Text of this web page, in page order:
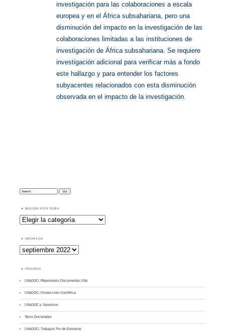
investigación para las colaboraciones a escala
europea y en el África subsahariana, pero una
disminución del impacto en la investigación de las
colaboraciones limitadas a las instituciones de
investigación de África subsahariana. Se requiere
investigación adicional para verificar más a fondo
este hallazgo y para entender los factores
subyacentes relacionados con esta disminución
observada en el impacto de la investigación.
Search:
BUSCAR POR TEMA
Buscar
por
Tema
ARCHIVOS
Archivos
PÁGINAS
UVaDOC: Repositorio Documental UVa
UVaDOC: Producción Científica
UVaDOC y Sexenios
Tesis Doctorales
UVaDOC: Trabajos Fin de Estudios